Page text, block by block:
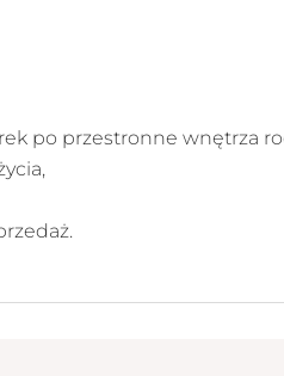
po przestronne wnętrza